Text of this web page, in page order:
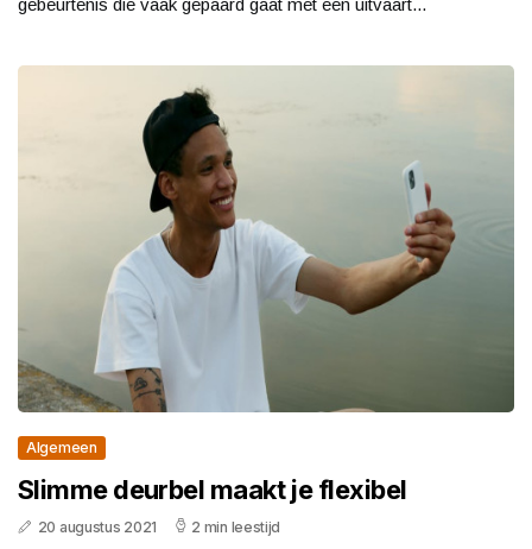
Algemeen
Slimme deurbel maakt je flexibel
20 augustus 2021 2 min leestijd